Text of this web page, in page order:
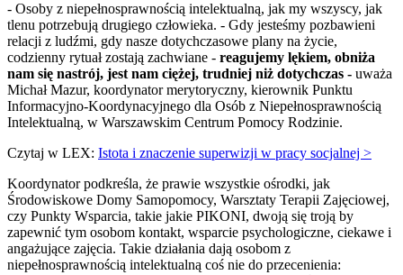
- Osoby z niepełnosprawnością intelektualną, jak my wszyscy, jak
tlenu potrzebują drugiego człowieka. - Gdy jesteśmy pozbawieni
relacji z ludźmi, gdy nasze dotychczasowe plany na życie,
codzienny rytuał zostają zachwiane - reagujemy lękiem, obniża
nam się nastrój, jest nam ciężej, trudniej niż dotychczas - uważa
Michał Mazur, koordynator merytoryczny, kierownik Punktu
Informacyjno-Koordynacyjnego dla Osób z Niepełnosprawnością
Intelektualną, w Warszawskim Centrum Pomocy Rodzinie.
Czytaj w LEX: Istota i znaczenie superwizji w pracy socjalnej >
Koordynator podkreśla, że prawie wszystkie ośrodki, jak
Środowiskowe Domy Samopomocy, Warsztaty Terapii Zajęciowej,
czy Punkty Wsparcia, takie jakie PIKONI, dwoją się troją by
zapewnić tym osobom kontakt, wsparcie psychologiczne, ciekawe i
angażujące zajęcia. Takie działania dają osobom z
niepełnosprawnością intelektualną coś nie do przecenienia: